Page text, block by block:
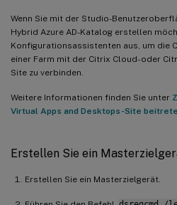
Wenn Sie mit der Studio-
Hybrid Azure AD-Katalog erstellen
Konfigurationsassistenten aus, um die
einer Farm mit der Citrix Cloud- oder
Site zu verbinden.
Weitere Informationen finden Sie unter
Virtual Apps and Desktops-Site
Erstellen Sie ein
Erstellen Sie ein Masterzielgerät.